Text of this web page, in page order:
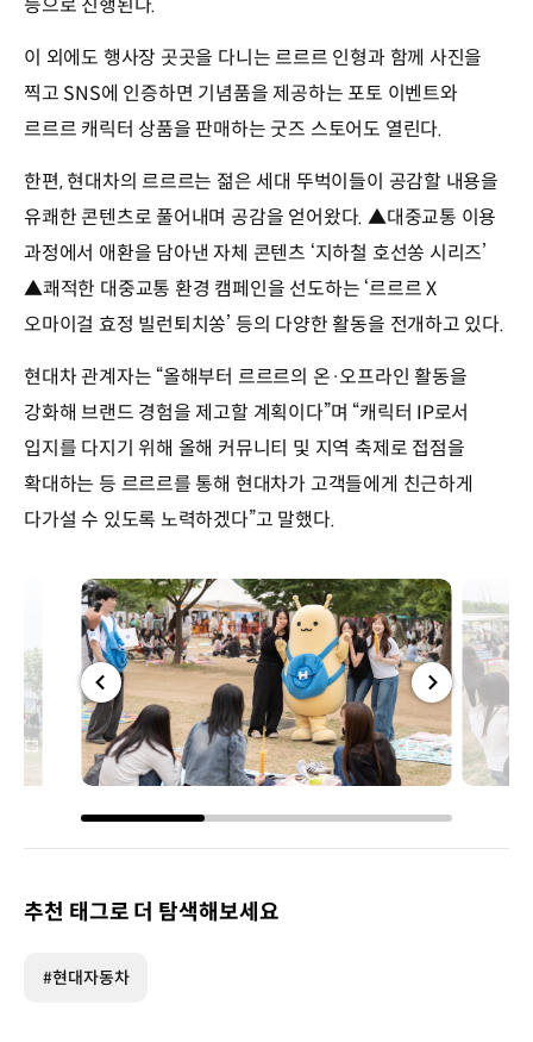
이 외에도 행사장 곳곳을 다니는 르르르 인형과 함께 사진을
찍고 SNS에 인증하면 기념품을 제공하는 포토 이벤트와
르르르 캐릭터 상품을 판매하는 굿즈 스토어도 열린다.
한편, 현대차의 르르르는 젊은 세대 뚜벅이들이 공감할 내용을
유쾌한 콘텐츠로 풀어내며 공감을 얻어왔다. ▲대중교통 이용
과정에서 애환을 담아낸 자체 콘텐츠 ‘지하철 호선쏭 시리즈’
▲쾌적한 대중교통 환경 캠페인을 선도하는 ‘르르르 X
오마이걸 효정 빌런퇴치쏭’ 등의 다양한 활동을 전개하고 있다.
현대차 관계자는 “올해부터 르르르의 온·오프라인 활동을
강화해 브랜드 경험을 제고할 계획이다”며 “캐릭터 IP로서
입지를 다지기 위해 올해 커뮤니티 및 지역 축제로 접점을
확대하는 등 르르르를 통해 현대차가 고객들에게 친근하게
다가설 수 있도록 노력하겠다”고 말했다.
화면
전체
화면
추천 태그로 더 탐색해보세요
#현대자동차